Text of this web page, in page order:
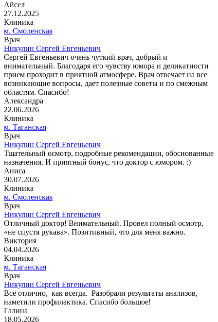
Айсел
27.12.2025
Клиника
м. Смоленская
Врач
Никулин Сергей Евгеньевич
Сергей Евгеньевич очень чуткий врач, добрый и
внимательный. Благодаря его чувству юмора и деликатности
прием проходит в приятной атмосфере. Врач отвечает на все
возникающие вопросы, дает полезные советы и по смежным
областям. Спасибо!
Александра
22.06.2026
Клиника
м. Таганская
Врач
Никулин Сергей Евгеньевич
Тщательный осмотр, подробные рекомендации, обоснованные
назначения. И приятный бонус, что доктор с юмором. :)
Аниса
30.07.2026
Клиника
м. Смоленская
Врач
Никулин Сергей Евгеньевич
Отличный доктор! Внимательный. Провел полный осмотр,
«не спустя рукава». Позитивный, что для меня важно.
Виктория
04.04.2026
Клиника
м. Таганская
Врач
Никулин Сергей Евгеньевич
Всё отлично, как всегда. Разобрали результаты анализов,
наметили профилактика. Спасибо большое!
Галина
18.05.2026